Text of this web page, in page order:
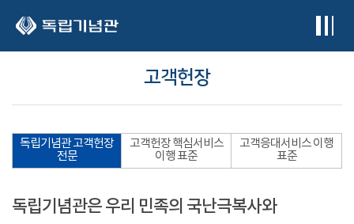
고객헌장
독립기념관 고객헌장
전문
고객헌장 핵심서비스
이행 표준
고객응대서비스 이행
표준
독립기념관은 우리 민족의 국난극복사와